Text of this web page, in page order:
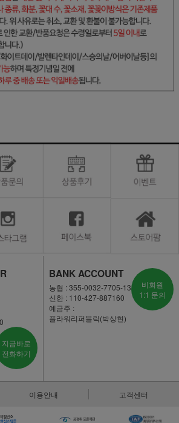
지금바로
전화하기
BANK ACCOUNT
농협 : 355-0032-7705-13
신한 : 110-427-887160
예금주 :
플라워리퍼블릭(박상현)
비회원
1:1 문의
이용안내 고객센터